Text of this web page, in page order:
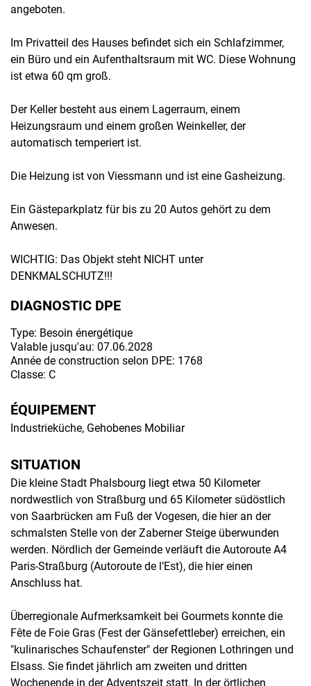
angeboten.
Im Privatteil des Hauses befindet sich ein Schlafzimmer,
ein Büro und ein Aufenthaltsraum mit WC. Diese Wohnung
ist etwa 60 qm groß.
Der Keller besteht aus einem Lagerraum, einem
Heizungsraum und einem großen Weinkeller, der
automatisch temperiert ist.
Die Heizung ist von Viessmann und ist eine Gasheizung.
Ein Gästeparkplatz für bis zu 20 Autos gehört zu dem
Anwesen.
WICHTIG: Das Objekt steht NICHT unter
DENKMALSCHUTZ!!!
DIAGNOSTIC DPE
Type: Besoin énergétique
Valable jusqu'au: 07.06.2028
Année de construction selon DPE: 1768
Classe: C
ÉQUIPEMENT
Industrieküche, Gehobenes Mobiliar
SITUATION
Die kleine Stadt Phalsbourg liegt etwa 50 Kilometer
nordwestlich von Straßburg und 65 Kilometer südöstlich
von Saarbrücken am Fuß der Vogesen, die hier an der
schmalsten Stelle von der Zaberner Steige überwunden
werden. Nördlich der Gemeinde verläuft die Autoroute A4
Paris-Straßburg (Autoroute de l’Est), die hier einen
Anschluss hat.
Überregionale Aufmerksamkeit bei Gourmets konnte die
Fête de Foie Gras (Fest der Gänsefettleber) erreichen, ein
"kulinarisches Schaufenster" der Regionen Lothringen und
Elsass. Sie findet jährlich am zweiten und dritten
Wochenende in der Adventszeit statt. In der örtlichen